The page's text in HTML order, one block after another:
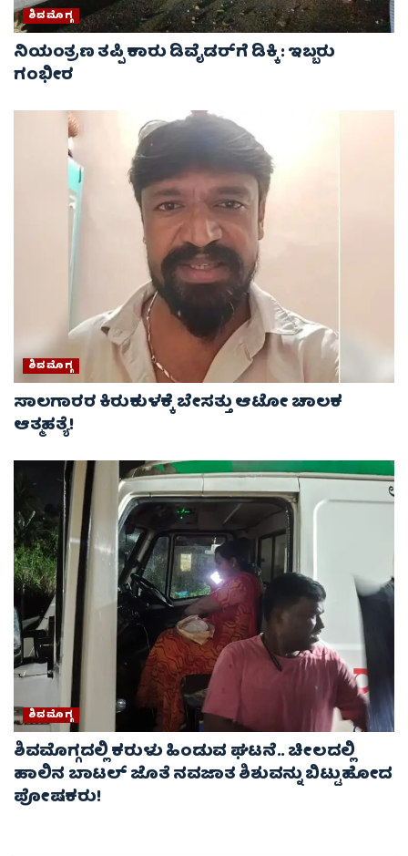
ಶಿವಮೊಗ್ಗ
ನಿಯಂತ್ರಣ ತಪ್ಪಿ ಕಾರು ಡಿವೈಡರ್‌ಗೆ ಡಿಕ್ಕಿ : ಇಬ್ಬರು
ಗಂಭೀರ
ಶಿವಮೊಗ್ಗ
ಸಾಲಗಾರರ ಕಿರುಕುಳಕ್ಕೆ ಬೇಸತ್ತು ಆಟೋ ಚಾಲಕ
ಆತ್ಮಹತ್ಯೆ!
ಶಿವಮೊಗ್ಗ
ಶಿವಮೊಗ್ಗದಲ್ಲಿ ಕರುಳು ಹಿಂಡುವ ಘಟನೆ.. ಚೀಲದಲ್ಲಿ
ಹಾಲಿನ ಬಾಟಲ್​ ಜೊತೆ ನವಜಾತ ಶಿಶುವನ್ನು ಬಿಟ್ಟುಹೋದ
ಪೋಷಕರು!